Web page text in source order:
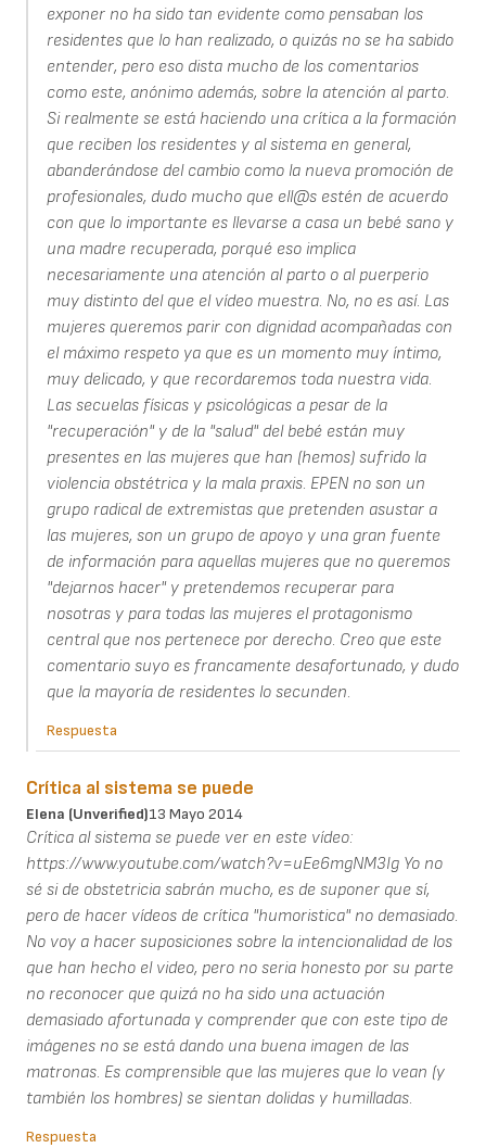
exponer no ha sido tan evidente como pensaban los
residentes que lo han realizado, o quizás no se ha sabido
entender, pero eso dista mucho de los comentarios
como este, anónimo además, sobre la atención al parto.
Si realmente se está haciendo una crítica a la formación
que reciben los residentes y al sistema en general,
abanderándose del cambio como la nueva promoción de
profesionales, dudo mucho que ell@s estén de acuerdo
con que lo importante es llevarse a casa un bebé sano y
una madre recuperada, porqué eso implica
necesariamente una atención al parto o al puerperio
muy distinto del que el vídeo muestra. No, no es así. Las
mujeres queremos parir con dignidad acompañadas con
el máximo respeto ya que es un momento muy íntimo,
muy delicado, y que recordaremos toda nuestra vida.
Las secuelas físicas y psicológicas a pesar de la
"recuperación" y de la "salud" del bebé están muy
presentes en las mujeres que han (hemos) sufrido la
violencia obstétrica y la mala praxis. EPEN no son un
grupo radical de extremistas que pretenden asustar a
las mujeres, son un grupo de apoyo y una gran fuente
de información para aquellas mujeres que no queremos
"dejarnos hacer" y pretendemos recuperar para
nosotras y para todas las mujeres el protagonismo
central que nos pertenece por derecho. Creo que este
comentario suyo es francamente desafortunado, y dudo
que la mayoría de residentes lo secunden.
Respuesta
Crítica al sistema se puede
Elena (unverified)13 Mayo 2014
Crítica al sistema se puede ver en este vídeo:
https://www.youtube.com/watch?v=uEe6mgNM3Ig Yo no
sé si de obstetricia sabrán mucho, es de suponer que sí,
pero de hacer vídeos de crítica "humoristica" no demasiado.
No voy a hacer suposiciones sobre la intencionalidad de los
que han hecho el video, pero no seria honesto por su parte
no reconocer que quizá no ha sido una actuación
demasiado afortunada y comprender que con este tipo de
imágenes no se está dando una buena imagen de las
matronas. Es comprensible que las mujeres que lo vean (y
también los hombres) se sientan dolidas y humilladas.
Respuesta